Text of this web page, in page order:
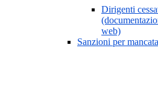
Dirigenti
web)
Sanzioni per